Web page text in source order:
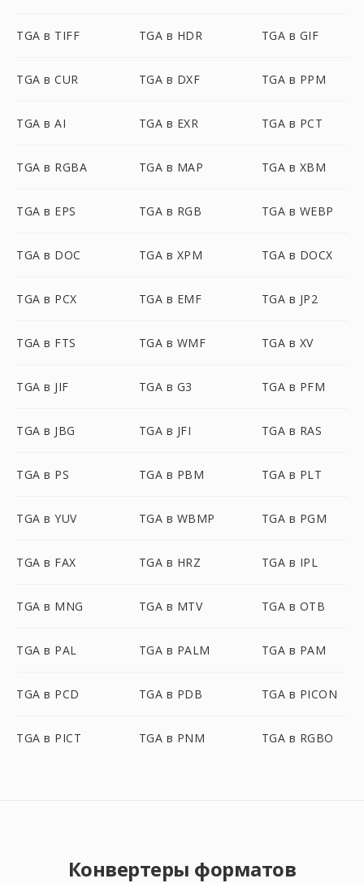
TGA в TIFF TGA в HDR TGA в GIF
TGA в CUR TGA в DXF TGA в PPM
TGA в AI TGA в EXR TGA в PCT
TGA в RGBA TGA в MAP TGA в XBM
TGA в EPS TGA в RGB TGA в WEBP
TGA в DOC TGA в XPM TGA в DOCX
TGA в PCX TGA в EMF TGA в JP2
TGA в FTS TGA в WMF TGA в XV
TGA в JIF TGA в G3 TGA в PFM
TGA в JBG TGA в JFI TGA в RAS
TGA в PS TGA в PBM TGA в PLT
TGA в YUV TGA в WBMP TGA в PGM
TGA в FAX TGA в HRZ TGA в IPL
TGA в MNG TGA в MTV TGA в OTB
TGA в PAL TGA в PALM TGA в PAM
TGA в PCD TGA в PDB TGA в PICON
TGA в PICT TGA в PNM TGA в RGBO
Конвертеры форматов